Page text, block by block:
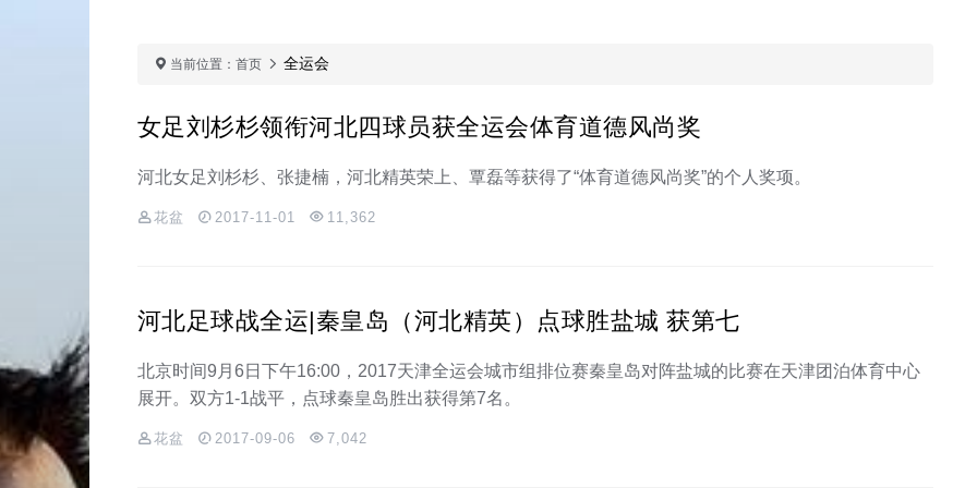
当前位置： 首页 全运会
女足刘杉杉领衔河北四球员获全运会体育道德风尚奖
河北女足刘杉杉、张捷楠，河北精英荣上、覃磊等获得了“体育道德风尚奖”的个人奖项。
花盆 2017-11-01 11,362
河北足球战全运|秦皇岛（河北精英）点球胜盐城 获第七
北京时间9月6日下午16:00，2017天津全运会城市组排位赛秦皇岛对阵盐城的比赛在天津团泊体育中心
展开。双方1-1战平，点球秦皇岛胜出获得第7名。
花盆 2017-09-06 7,042